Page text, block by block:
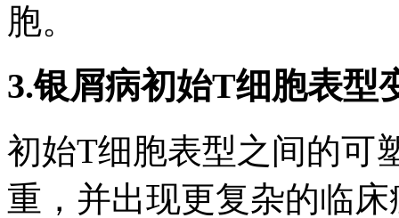
胞。
3.银屑病初始T细胞表型
初始T细胞表型之间的可
重，并出现更复杂的临